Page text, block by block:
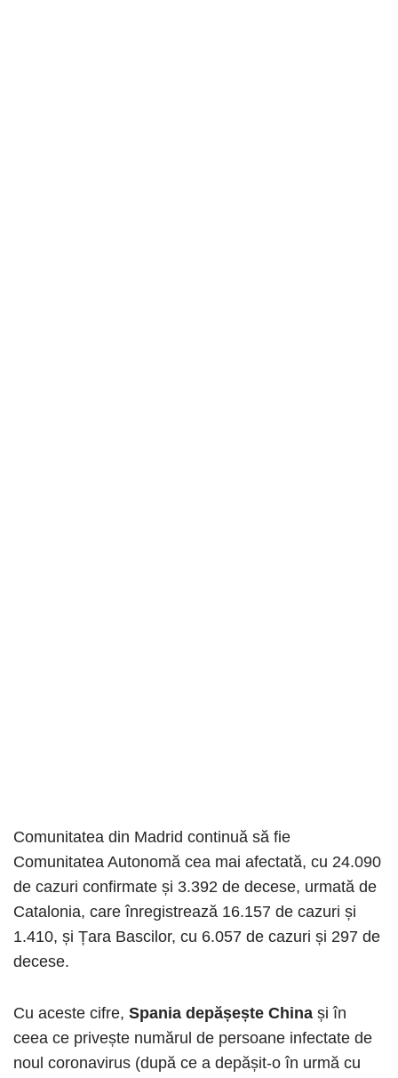
Comunitatea din Madrid continuă să fie
Comunitatea Autonomă cea mai afectată, cu 24.090
de cazuri confirmate și 3.392 de decese, urmată de
Catalonia, care înregistrează 16.157 de cazuri și
1.410, și Țara Bascilor, cu 6.057 de cazuri și 297 de
decese.
Cu aceste cifre, Spania depășește China și în
ceea ce privește numărul de persoane infectate de
noul coronavirus (după ce a depășit-o în urmă cu